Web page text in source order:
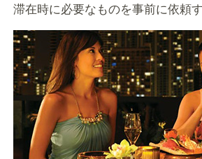
滞在時に必要なものを事前に依頼